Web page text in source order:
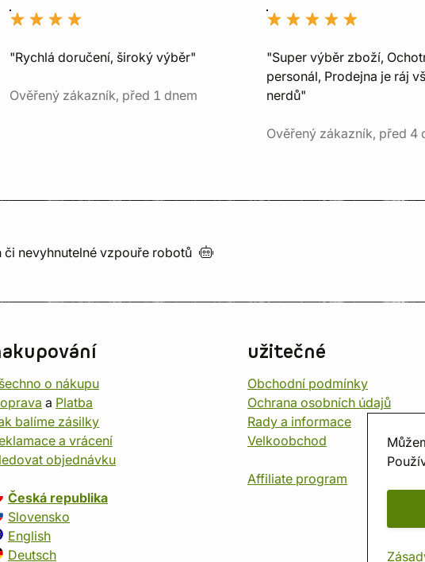
"Rychlá doručení, široký výběr"
Ověřený zákazník, před 1 dnem
"Super výběr zboží,
personál, Prodejna je ráj
nerdů"
Ověřený zákazník, před 4
nevyhnutelné vzpouře robotů
o nákupu
a Platba
balíme zásilky
a vrácení
objednávku
Česká republika
Slovensko
English
Deutsch
užitečné
Obchodní podmínky
Ochrana osobních údajů
Rady a informace
Velkoobchod
Affiliate program